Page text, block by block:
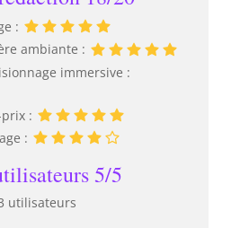
:
ambiante :
immersive :
:
:
5/5
utilisateurs